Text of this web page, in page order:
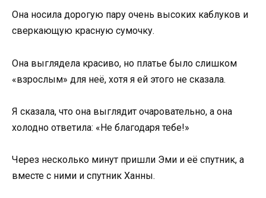
Она носила дорогую пару очень высоких каблуков и
сверкающую красную сумочку.
Она выглядела красиво, но платье было слишком
«взрослым» для неё, хотя я ей этого не сказала.
Я сказала, что она выглядит очаровательно, а она
холодно ответила: «Не благодаря тебе!»
Через несколько минут пришли Эми и её спутник, а
вместе с ними и спутник Ханны.